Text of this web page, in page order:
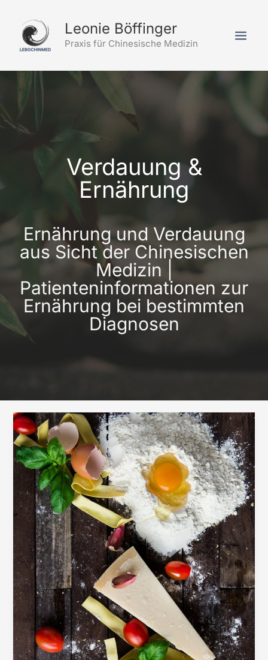
springen
Leonie Böffinger
Praxis für Chinesische Medizin
Verdauung &
Ernährung
Ernährung und Verdauung
aus Sicht der Chinesischen
Medizin |
Patienteninformationen zur
Ernährung bei bestimmten
Diagnosen